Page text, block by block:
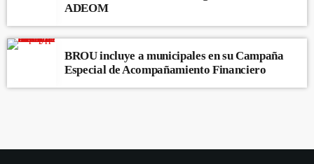
ADEOM
BROU incluye a municipales en su Campaña
Especial de Acompañamiento Financiero